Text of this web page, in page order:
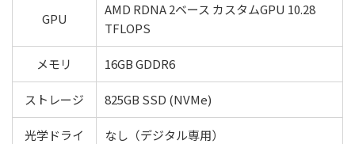
GPU
AMD RDNA 2ベース カスタムGPU 10.28
TFLOPS
メモリ 16GB GDDR6
ストレージ 825GB SSD (NVMe)
光学ドライ
なし（デジタル専用）